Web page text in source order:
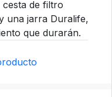
de filtro
una jarra Duralife,
que durarán.